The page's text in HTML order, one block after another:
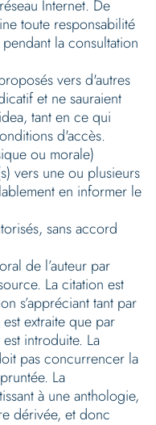
Internet. De
toute responsabilité
la consultation
vers d'autres
et ne sauraient
tant en ce qui
d'accès.
ou morale)
vers une ou plusieurs
en informer le
sans accord
de l’auteur par
La citation est
s’appréciant tant par
extraite que par
introduite. La
pas concurrencer la
La
à une anthologie,
dérivée, et donc